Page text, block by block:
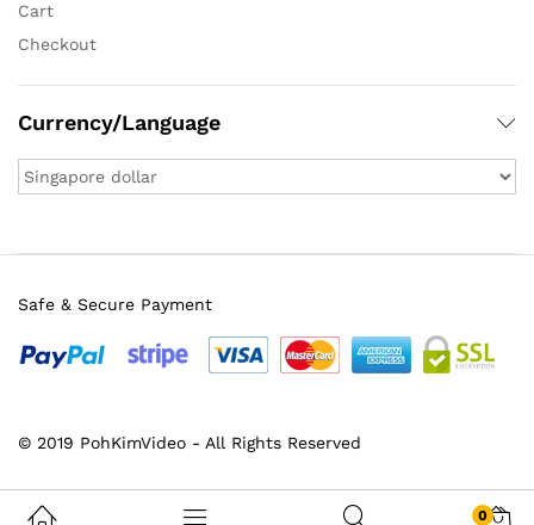
Cart
Checkout
Currency/Language
© 2019 PohKimVideo - All Rights Reserved
Safe & Secure Payment
0